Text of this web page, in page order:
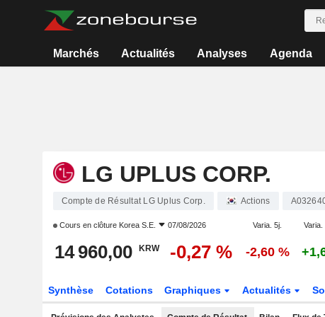
Marchés Actualités Analyses Agenda
LG UPLUS CORP.
Compte de Résultat LG Uplus Corp. Actions
Cours en clôture Korea S.E. 07/08/2026 Varia. 5j. Varia.
14 960,00 KRW -0,27 % -2,60 %
Synthèse Cotations Graphiques Actualités